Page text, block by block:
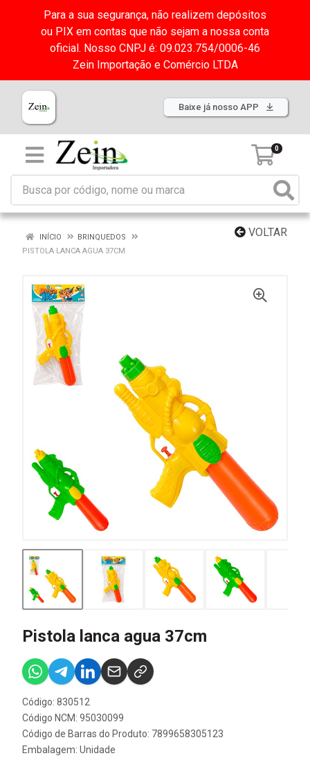
Para a sua segurança, não realizem depósitos
ou PIX em contas que não sejam a nossa conta
oficial. Nosso CNPJ é: 09.023.754/0006-46
Zein Importação e Comércio LTDA
Baixe já nosso APP
0
VOLTAR
INÍCIO
BRINQUEDOS
PISTOLA LANCA AGUA 37CM
Pistola lanca agua 37cm
Código: 830512
Código NCM: 95030099
Código de Barras do Produto: 7899658305123
Embalagem: Unidade